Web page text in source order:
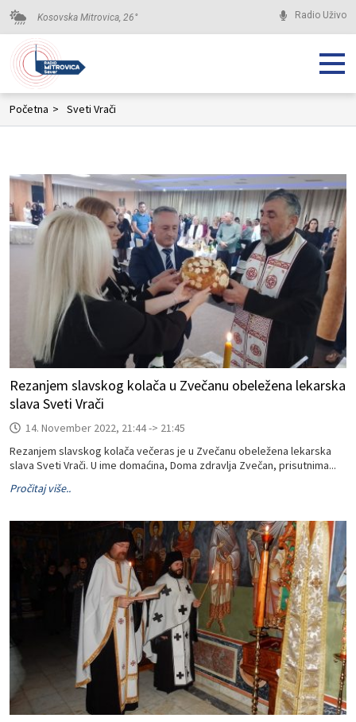
Kosovska Mitrovica, 26° Radio Uživo
Početna > Sveti Vrači
Rezanjem slavskog kolača u Zvečanu obeležena lekarska
slava Sveti Vrači
14. November 2022, 21:44 -> 21:45
Rezanjem slavskog kolača večeras je u Zvečanu obeležena lekarska
slava Sveti Vrači. U ime domaćina, Doma zdravlja Zvečan, prisutnima...
Pročitaj više..